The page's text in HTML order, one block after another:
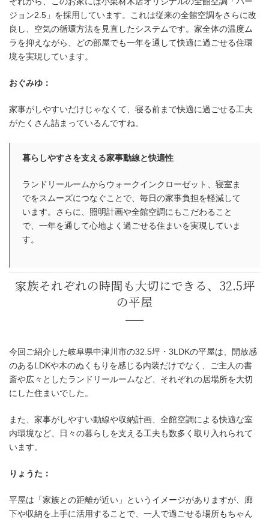
家事がもっとラクになる、4.5畳のラ
ジョン2.5」を採用しています。これは従来の全館空調をさらに改
良し、空気の循環方法を見直したシステムです。家全体の温度ム
ラを抑えながら、どの部屋でも一年を通して快適に過ごせる住環
境を実現しています。
おぐみゆ：
家事がしやすいだけじゃなくて、寝る前まで快適に過ごせる工夫
がたくさん詰まっているんですね。
暮らしやすさを支える家事動線と快適性
ランドリールームからウォークインクローゼット、寝室ま
でをスムーズにつなぐことで、毎日の家事負担を軽減して
います。さらに、照明計画や全館空調にもこだわること
で、一年を通して心地よく過ごせる住まいを実現していま
す。
今回ご紹介した岐阜県中津川市の32.5坪・3LDKの平屋は、開放感
のあるLDKや木のぬくもりを感じる内装だけでなく、ご主人の書
斎や広々としたランドリールームなど、それぞれの居場所を大切
にした住まいでした。
また、家事がしやすい動線や収納計画、全館空調による快適な室
内環境など、日々の暮らしを支える工夫も数多く取り入れられて
います。
りょうた：
平屋は「家族との距離が近い」というイメージがありますが、廊
下や収納を上手に活用することで、一人で過ごせる場所もちゃん